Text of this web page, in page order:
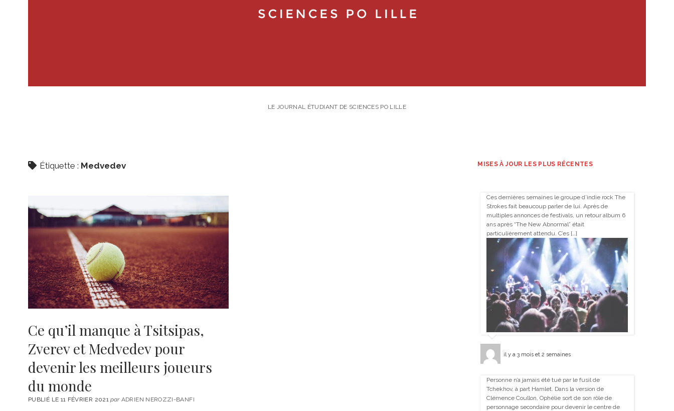
LE JOURNAL ÉTUDIANT DE SCIENCES PO LILLE
Étiquette : Medvedev
Ce qu’il manque à Tsitsipas,
Zverev et Medvedev pour
devenir les meilleurs joueurs
du monde
PUBLIÉ LE 11 FÉVRIER 2021parADRIEN NEROZZI-BANFI
MISES À JOUR LES PLUS RÉCENTES
Ces dernières semaines le groupe d’indie rock The
Strokes fait beaucoup parler de lui. Après de
multiples annonces de festivals, un retour album 6
ans après “The New Abnormal” était
particulièrement attendu. C’es […]
il y a 3 mois et 2 semaines
Personne n’a jamais été tué par le fusil de
Tchekhov, à part Hamlet. Dans la version de
Clémence Coullon, Ophélie sort de son rôle de
personnage secondaire pour devenir le centre de